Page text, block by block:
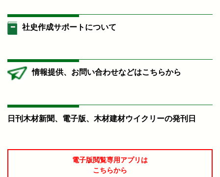
社史作成サポートについて
情報提供、お問い合わせなどはこちらから
日刊木材新聞、電子版、木材建材ウイクリーの発刊日
電子版閲覧専用アプリは
こちらから